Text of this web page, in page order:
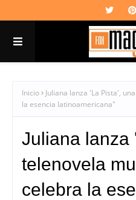
Inicio
Juliana lanza 'La Pista',
la esencia latinoamericana"
Juliana lanza
telenovela
celebra la